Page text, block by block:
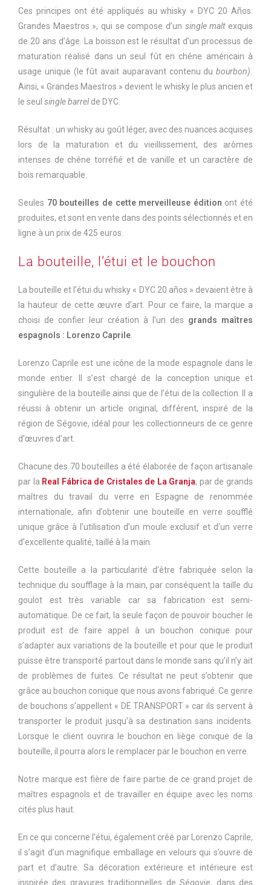
Ces principes ont été appliqués au whisky « DYC 20 Años:
Grandes Maestros », qui se compose d’un single malt exquis
de 20 ans d’âge. La boisson est le résultat d’un processus de
maturation réalisé dans un seul fût en chêne américain à
usage unique (le fût avait auparavant contenu du bourbon).
Ainsi, « Grandes Maestros » devient le whisky le plus ancien et
le seul single barrelde DYC.
Résultat : un whisky au goût léger, avec des nuances acquises
lors de la maturation et du vieillissement, des arômes
intenses de chêne torréfié et de vanille et un caractère de
bois remarquable.
Seules 70 bouteilles de cette merveilleuse édition ont été
produites, et sont en vente dans des points sélectionnés et en
ligne à un prix de 425 euros.
La bouteille, l’étui et le bouchon
La bouteille et l’étui du whisky « DYC 20 años » devaient être à
la hauteur de cette œuvre d’art. Pour ce faire, la marque a
choisi de confier leur création à l’un des grands maîtres
espagnols : Lorenzo Caprile.
Lorenzo Caprile est une icône de la mode espagnole dans le
monde entier. Il s’est chargé de la conception unique et
singulière de la bouteille ainsi que de l’étui de la collection. Il a
réussi à obtenir un article original, différent, inspiré de la
région de Ségovie, idéal pour les collectionneurs de ce genre
d’œuvres d’art.
Chacune des 70 bouteilles a été élaborée de façon artisanale
par la Real Fábrica de Cristales de La Granja, par de grands
maîtres du travail du verre en Espagne de renommée
internationale, afin d’obtenir une bouteille en verre soufflé
unique grâce à l’utilisation d’un moule exclusif et d’un verre
d’excellente qualité, taillé à la main.
Cette bouteille a la particularité d’être fabriquée selon la
technique du soufflage à la main, par conséquent la taille du
goulot est très variable car sa fabrication est semi-
automatique. De ce fait, la seule façon de pouvoir boucher le
produit est de faire appel à un bouchon conique pour
s’adapter aux variations de la bouteille et pour que le produit
puisse être transporté partout dans le monde sans qu’il n’y ait
de problèmes de fuites. Ce résultat ne peut s’obtenir que
grâce au bouchon conique que nous avons fabriqué. Ce genre
de bouchons s’appellent « DE TRANSPORT » car ils servent à
transporter le produit jusqu’à sa destination sans incidents.
Lorsque le client ouvrira le bouchon en liège conique de la
bouteille, il pourra alors le remplacer par le bouchon en verre.
Notre marque est fière de faire partie de ce grand projet de
maîtres espagnols et de travailler en équipe avec les noms
cités plus haut.
En ce qui concerne l’étui, également créé par Lorenzo Caprile,
il s’agit d’un magnifique emballage en velours qui s’ouvre de
part et d’autre. Sa décoration extérieure et intérieure est
inspirée des gravures traditionnelles de Ségovie, dans des